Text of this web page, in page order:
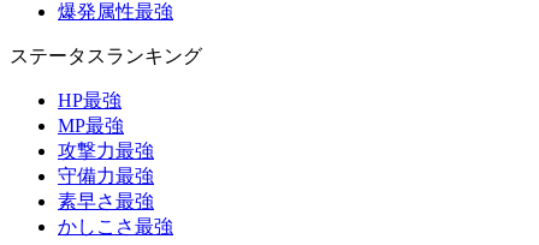
爆発属性最強
ステータスランキング
HP最強
MP最強
攻撃力最強
守備力最強
素早さ最強
かしこさ最強